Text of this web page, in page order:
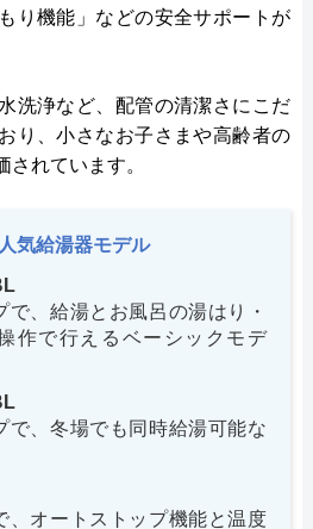
り機能」などの安全サポートが
洗浄など、配管の清潔さにこだ
り、小さなお子さまや高齢者の
されています。
気給湯器モデル
で、給湯とお風呂の湯はり・
作で行えるベーシックモデ
で、冬場でも同時給湯可能な
、オートストップ機能と温度